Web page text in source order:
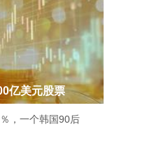
亿美元股票
，一个韩国90后